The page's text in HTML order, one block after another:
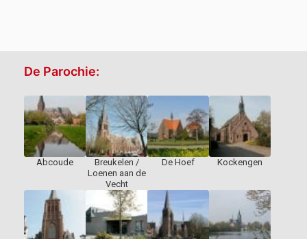
De Parochie:
Abcoude
Breukelen /
Loenen aan de
Vecht
De Hoef Kockengen